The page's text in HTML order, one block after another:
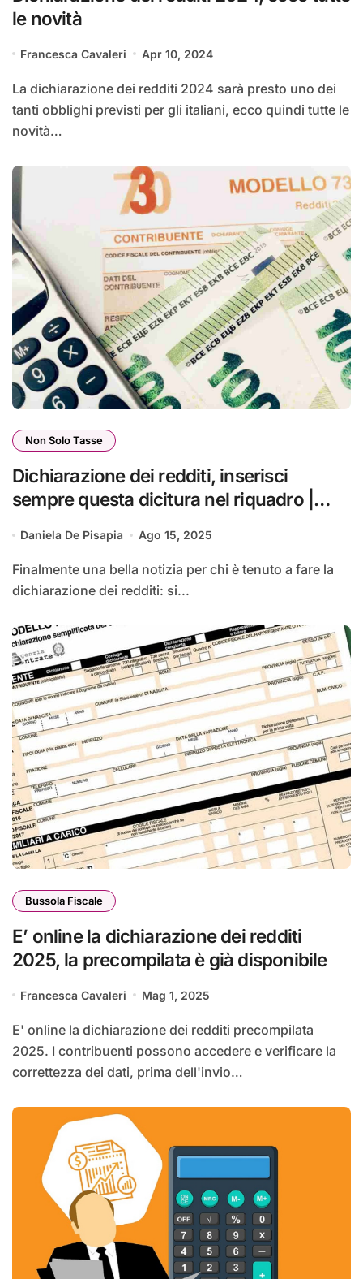
le novità
Francesca Cavaleri Apr 10, 2024
La dichiarazione dei redditi 2024 sarà presto uno dei
tanti obblighi previsti per gli italiani, ecco quindi tutte le
novità…
Non Solo Tasse
Dichiarazione dei redditi, inserisci
sempre questa dicitura nel riquadro |
Daniela De Pisapia Ago 15, 2025
Finalmente una bella notizia per chi è tenuto a fare la
dichiarazione dei redditi: si...
Bussola Fiscale
E’ online la dichiarazione dei redditi
2025, la precompilata è già disponibile
Francesca Cavaleri Mag 1, 2025
E' online la dichiarazione dei redditi precompilata
2025. I contribuenti possono accedere e verificare la
correttezza dei dati, prima dell'invio…